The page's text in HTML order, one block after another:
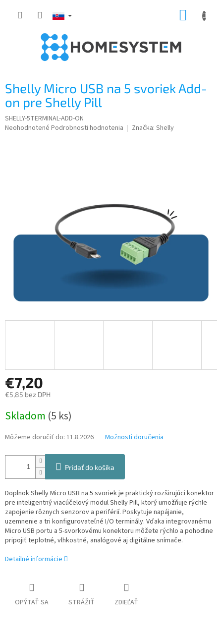
Shelly Micro USB na 5 svoriek Add-
on pre Shelly Pill
SHELLY-5TERMINAL-ADD-ON
Priemerné
Neohodnotené Podrobnosti hodnotenia Značka: Shelly
€7,20
€5,85 bez DPH
cena:
Skladom (5 ks)
Môžeme doručiť do: 11.8.2026 Možnosti doručenia
Pridať do košíka
Doplnok Shelly Micro USB na 5 svoriek je praktický rozširujúci konektor
pre inteligentný viacúčelový modul Shelly Pill, ktorý umožňuje rýchle
zapojenie rôznych senzorov a periférií. Poskytuje napájanie,
uzemnenie a tri konfigurovateľné I/O terminály. Vďaka integrovanému
Micro USB portu a 5-svorkovému konektoru môžete rýchlo a pohodlne
pripojiť teplotné, vlhkostné, analógové aj digitálne snímače.
Detailné informácie
OPÝTAŤ SA STRÁŽIŤ ZDIEĽAŤ